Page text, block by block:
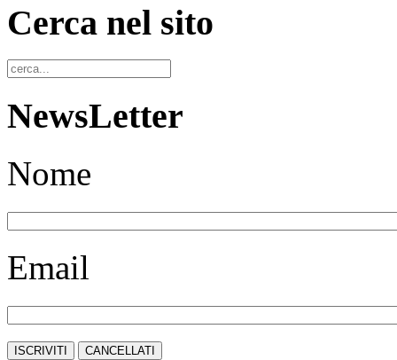
Cerca nel sito
NewsLetter
Nome
Email